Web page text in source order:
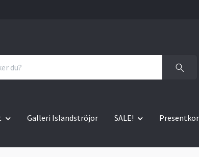
Galleri Islandströjor SALE!